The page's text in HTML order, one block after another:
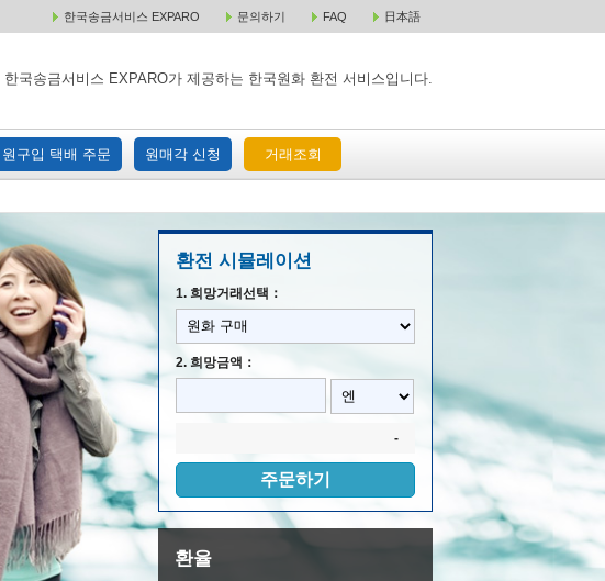
한국송금서비스 EXPARO 문의하기 FAQ 日本語
국송금서비스 EXPARO가 제공하는 한국원화 환전 서비스입니다.
원구입 택배 주문 원매각 신청 거래조회
원구입 택배 주문 원매각 주문 거래조회
환전 시뮬레이션
1. 희망거래선택：
2. 희망금액：
-
주문하기
환율